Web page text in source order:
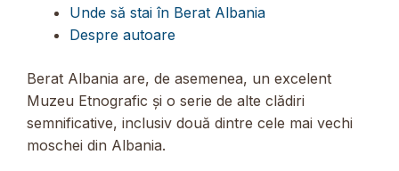
Unde să stai în Berat Albania
Despre autoare
Berat Albania are, de asemenea, un excelent
Muzeu Etnografic și o serie de alte clădiri
semnificative, inclusiv două dintre cele mai vechi
moschei din Albania.